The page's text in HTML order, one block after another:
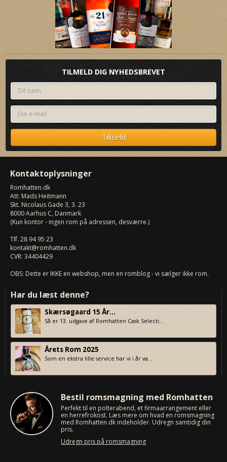
TILMELD DIG NYHEDSBREVET
Kontaktoplysninger
Romhatten.dk
Att: Mads Heitmann
Skt. Nicolaus Gade 3, 3. 23
8000Aarhus C, Danmark
(Kun kontor - ingen rom på adressen, desværre.)
Tlf. 28 94 95 23
kontakt@romhatten.dk
CVR: 34404429
OBS: Dette er IKKE en webshop, men en romblog - vi sælger ikke rom.
Har du læst denne?
Skærsøgaard 15 År...
Så er 13. udgave af Romhatten Cask Selecti...
Årets Rom 2025
Som en ekstra lille service har vi i år va...
Bestil romsmagning med Romhatten
Perfekt til en polterabend, et firmaarrangement eller
en herrefrokost. Læs mere om hvad en romsmagning
med Romhatten.dk indeholder. Udregn samtidig din
pris.
Udregn pris på romsmagning